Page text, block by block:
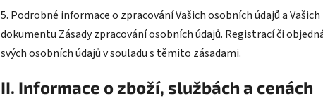
5. Podrobné informace o zpracování Vašich osobních údajů a
dokumentu Zásady zpracování osobních údajů. Registrací či
svých osobních údajů v souladu s těmito zásadami.
II. Informace o zboží, službách a cenách